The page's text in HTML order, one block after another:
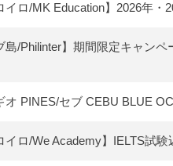
イロ/MK Education】2026年
島/Philinter】期間限定キャン
オ PINES/セブ CEBU BLUE
イロ/We Academy】IELTS試